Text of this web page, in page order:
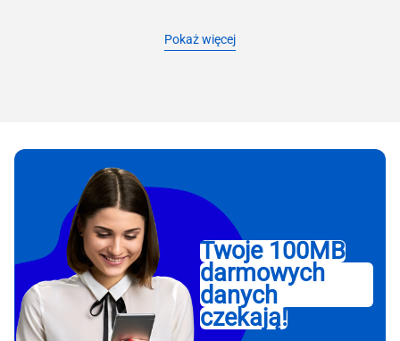
Pokaż więcej
Twoje 100MB
darmowych
danych
czekają!